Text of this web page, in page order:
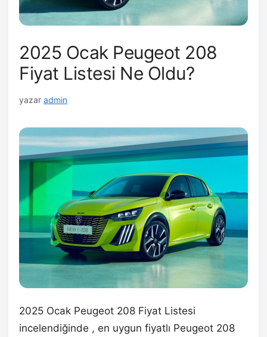
2025 Ocak Peugeot 208
Fiyat Listesi Ne Oldu?
yazar admin
2025 Ocak Peugeot 208 Fiyat Listesi
incelendiğinde , en uygun fiyatlı Peugeot 208